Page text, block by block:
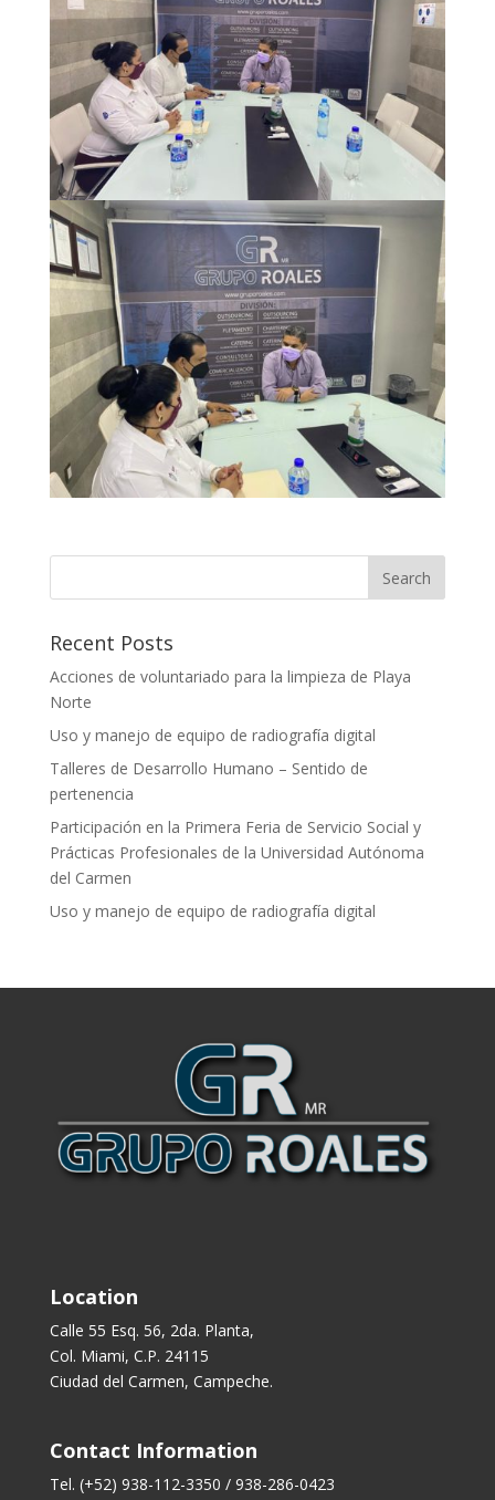
Recent Posts
Acciones de voluntariado para la limpieza de Playa
Norte
Uso y manejo de equipo de radiografía digital
Talleres de Desarrollo Humano – Sentido de
pertenencia
Participación en la Primera Feria de Servicio Social y
Prácticas Profesionales de la Universidad Autónoma
del Carmen
Uso y manejo de equipo de radiografía digital
Location
Calle 55 Esq. 56, 2da. Planta,
Col. Miami, C.P. 24115
Ciudad del Carmen, Campeche.
Contact Information
Tel. (+52) 938-112-3350 / 938-286-0423